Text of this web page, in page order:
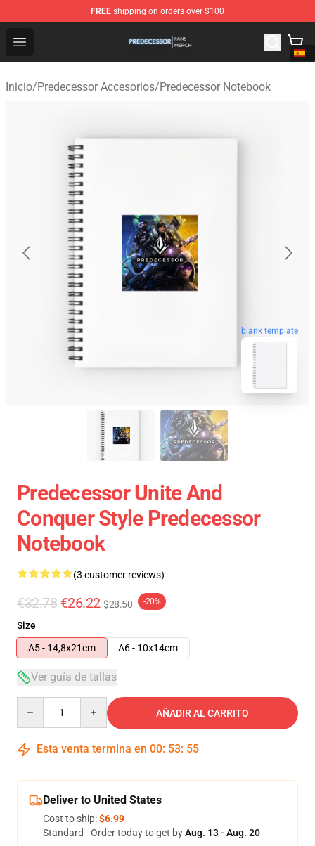
FREE shipping on orders over $100
Open menu
Predecessor Shop - Official Predecessor Merchandise
Inicio/Predecessor Accesorios/Predecessor Notebook
blank template
Predecessor Unite And
Conquer Style Predecessor
Notebook
(3 customer reviews)
€32.78 €26.22 $28.50 -20%
Size
A5 - 14,8x21cm
A6 - 10x14cm
Ver guía de tallas
AÑADIR AL CARRITO
Esta venta termina en 00: 53: 54
Deliver to United States
Cost to ship:$6.99
Standard - Order today to get byAug. 13 - Aug. 20